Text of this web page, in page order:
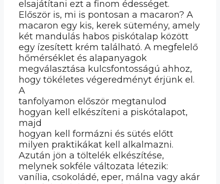
elsajátítani ezt a finom édességet.
Először is, mi is pontosan a macaron? A
macaron egy kis, kerek sütemény, amely
két mandulás habos piskótalap között
egy ízesített krém található. A megfelelő
hőmérséklet és alapanyagok
megválasztása kulcsfontosságú ahhoz,
hogy tökéletes végeredményt érjünk el.
A
tanfolyamon először megtanulod
hogyan kell elkészíteni a piskótalapot,
majd
hogyan kell formázni és sütés előtt
milyen praktikákat kell alkalmazni.
Azután jön a töltelék elkészítése,
melynek sokféle változata létezik:
vanília, csokoládé, eper, málna vagy akár